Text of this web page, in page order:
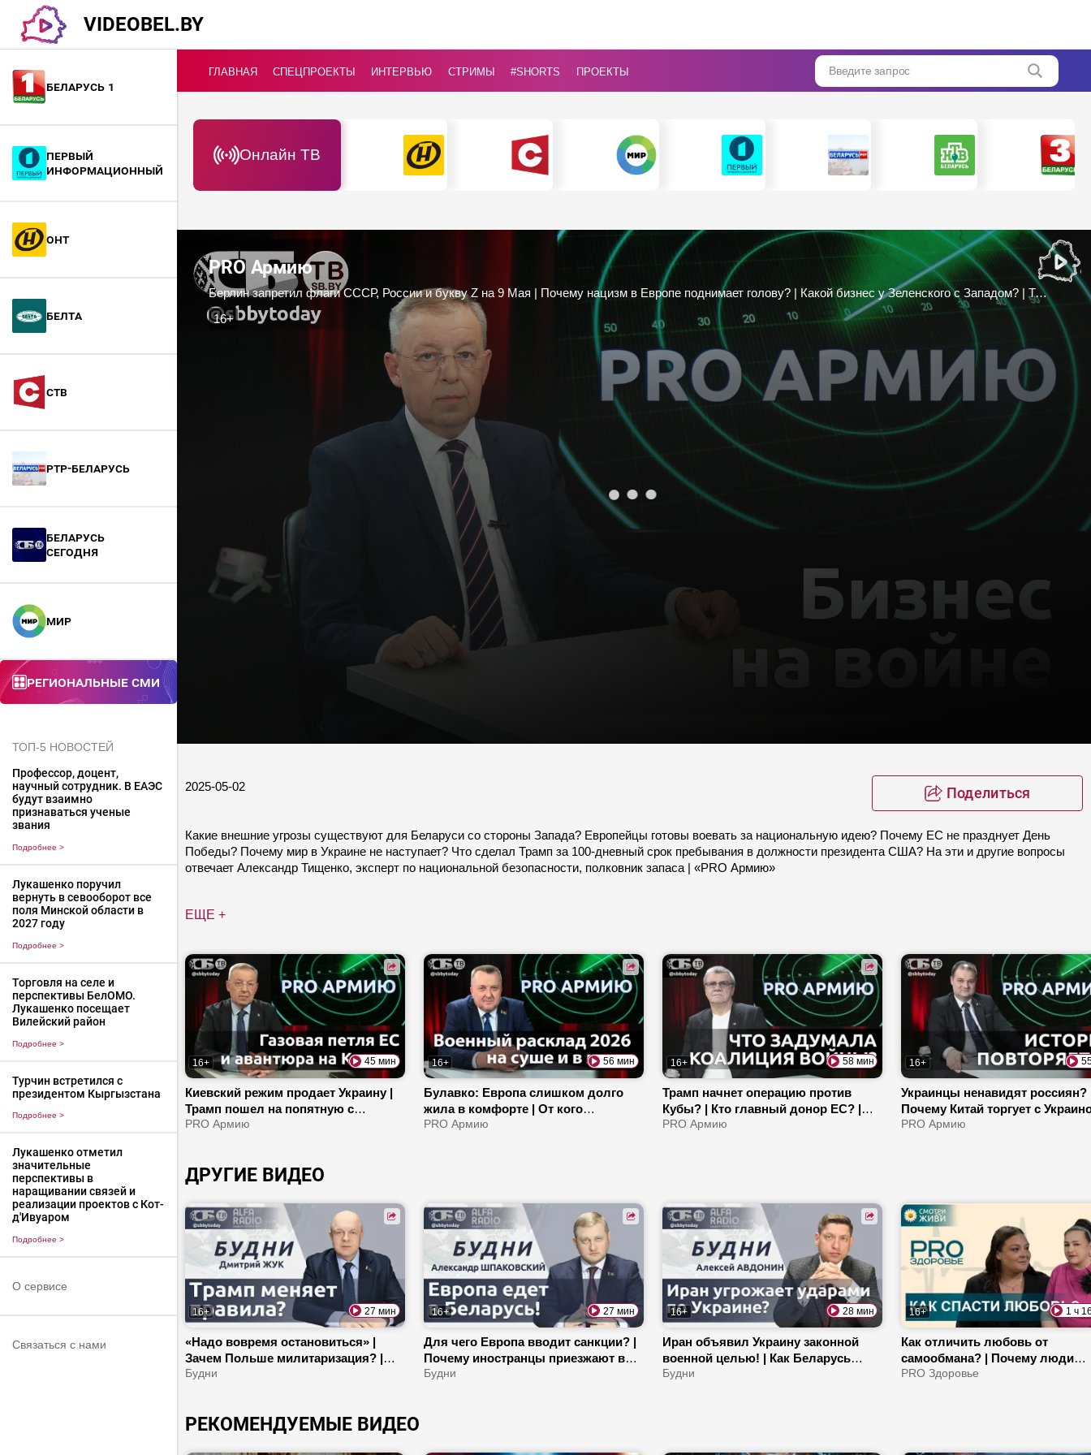
VIDEOBEL.BY
Беларусь 1
Первый
информационный
ОНТ
БелТА
СТВ
РТР-Беларусь
БЕЛАРУСЬ
СЕГОДНЯ
МИР
Региональные СМИ
ТОП-5 НОВОСТЕЙ
Профессор, доцент,
научный сотрудник. В ЕАЭС
будут взаимно
признаваться ученые
звания
Подробнее >
Лукашенко поручил
вернуть в севооборот все
поля Минской области в
2027 году
Подробнее >
Торговля на селе и
перспективы БелОМО.
Лукашенко посещает
Вилейский район
Подробнее >
Турчин встретился с
президентом Кыргызстана
Подробнее >
Лукашенко отметил
значительные
перспективы в
наращивании связей и
реализации проектов с Кот-
д'Ивуаром
Подробнее >
О сервисе
Связаться с нами
ГЛАВНАЯ СПЕЦПРОЕКТЫ ИНТЕРВЬЮ СТРИМЫ #Shorts ПРОЕКТЫ Введите запрос
Онлайн ТВ
PRO Армию
Берлин запретил флаги СССР, России и букву Z на 9 Мая | Почему нацизм в Европе поднимает голову? | Какой бизнес у Зеленского с Западом? | Тищенко
16+
2025-05-02 Поделиться
Какие внешние угрозы существуют для Беларуси со стороны Запада? Европейцы готовы воевать за национальную идею? Почему ЕС не празднует День
Победы? Почему мир в Украине не наступает? Что сделал Трамп за 100-дневный срок пребывания в должности президента США? На эти и другие вопросы
отвечает Александр Тищенко, эксперт по национальной безопасности, полковник запаса | «PRO Армию»
ЕЩЕ +
16+ 45 мин
Киевский режим продает Украину |
Трамп пошел на попятную с
Ираном? | ЕС купит страны третьего
PRO Армию
16+ 56 мин
Булавко: Европа слишком долго
жила в комфорте | От кого
защищаются в НАТО? | Как США
PRO Армию
16+ 58 мин
Трамп начнет операцию против
Кубы? | Кто главный донор ЕС? |
Как формировался 21-й пакет
PRO Армию
16+
Украинцы ненавидят россиян?
Почему Китай торгует с
К чему ведет противостояние
PRO Армию
ДРУГИЕ ВИДЕО
16+ 27 мин
«Надо вовремя остановиться» |
Зачем Польше милитаризация? |
Почему соседи следят за
Будни
16+ 27 мин
Для чего Европа вводит санкции? |
Почему иностранцы приезжают в
Беларусь? | Как Президент
Будни
16+ 28 мин
Иран объявил Украину законной
военной целью! | Как Беларусь
привлекает инвестиции? | Зачем
Будни
16+ 1 ч
Как отличить любовь от
самообмана? | Почему люди
изменяют? | Расстояние –
PRO Здоровье
РЕКОМЕНДУЕМЫЕ ВИДЕО